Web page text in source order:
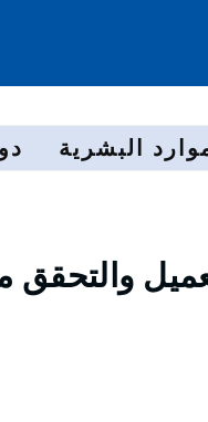
البشرية
والتحقق